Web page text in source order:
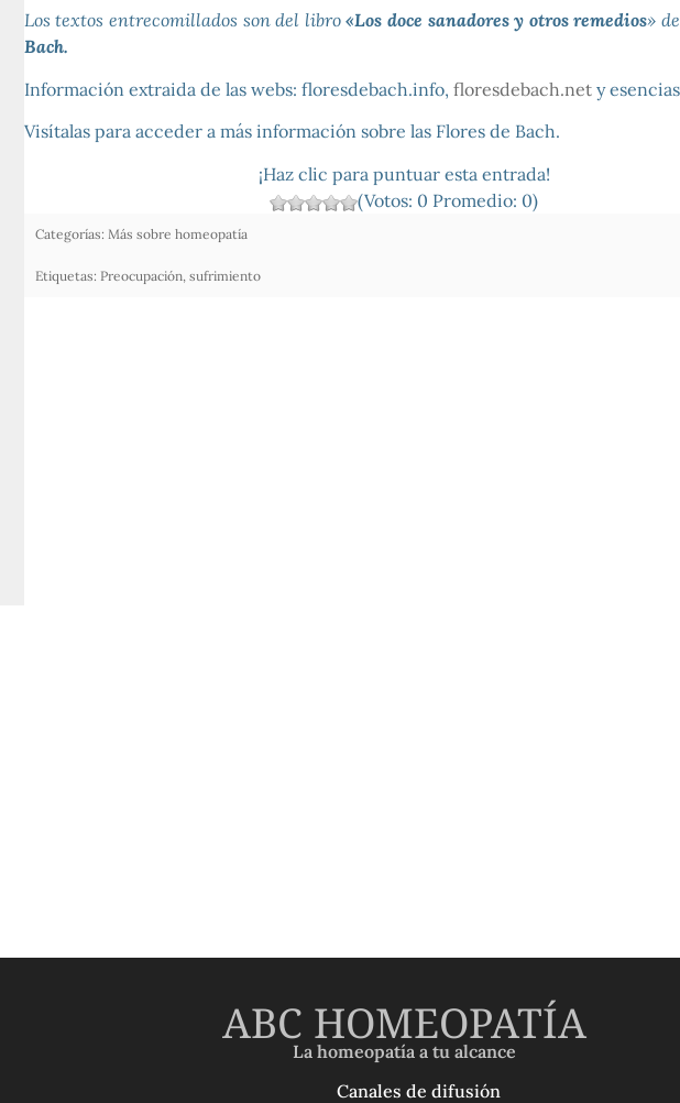
Los textos entrecomillados son del libro«Los doce sanadores y otros remedios»
Bach.
Información extraida de las webs: floresdebach.info, floresdebach.nety
Visítalas para acceder a más información sobre las Flores de Bach.
¡Haz clic para puntuar esta entrada!
(Votos: 0 Promedio: 0)
Categorías: Más sobre homeopatía
Etiquetas: Preocupación, sufrimiento
ABC HOMEOPATÍA
La homeopatía a tu alcance
Canales de difusión